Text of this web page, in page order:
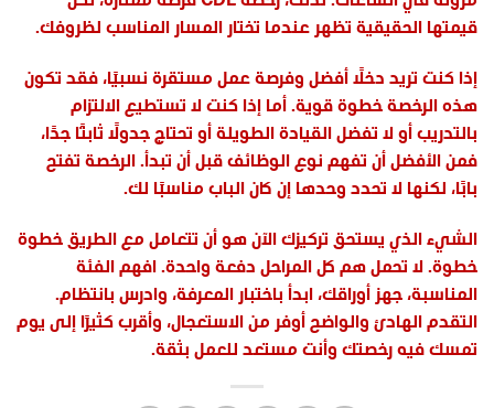
قيمتها الحقيقية تظهر عندما تختار المسار المناسب لظروفك.
إذا كنت تريد دخلًا أفضل وفرصة عمل مستقرة نسبيًا، فقد تكون
هذه الرخصة خطوة قوية. أما إذا كنت لا تستطيع الالتزام
بالتدريب أو لا تفضل القيادة الطويلة أو تحتاج جدولًا ثابتًا جدًا،
فمن الأفضل أن تفهم نوع الوظائف قبل أن تبدأ. الرخصة تفتح
بابًا، لكنها لا تحدد وحدها إن كان الباب مناسبًا لك.
الشيء الذي يستحق تركيزك الآن هو أن تتعامل مع الطريق خطوة
خطوة. لا تحمل هم كل المراحل دفعة واحدة. افهم الفئة
المناسبة، جهز أوراقك، ابدأ باختبار المعرفة، وادرس بانتظام.
التقدم الهادئ والواضح أوفر من الاستعجال، وأقرب كثيرًا إلى يوم
تمسك فيه رخصتك وأنت مستعد للعمل بثقة.